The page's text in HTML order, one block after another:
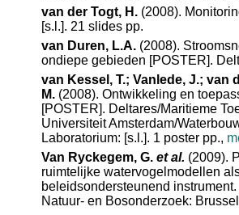
van der Togt, H. (2008).
[s.l.]. 21 slides pp.
van Duren, L.A. (2008).
ondiepe gebieden [POSTER].
van Kessel, T.; Vanlede, J.; van
M. (2008). Ontwikkeling en
[POSTER]. Deltares/Maritieme
Universiteit Amsterdam/
Laboratorium: [s.l.]. 1 poster pp.,
Van Ryckegem, G. et al. (2009).
ruimtelijke watervogelmodellen
beleidsondersteunend
Natuur- en Bosonderzoek: